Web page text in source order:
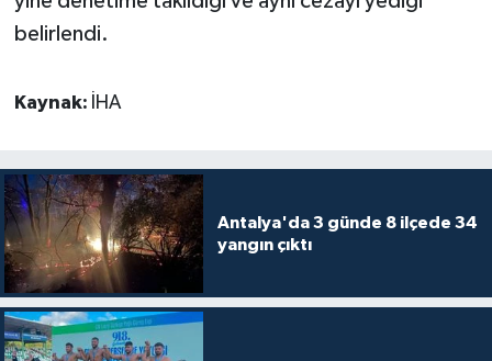
belirlendi.
Kaynak: İHA
Antalya'da 3 günde 8 ilçede 34
yangın çıktı